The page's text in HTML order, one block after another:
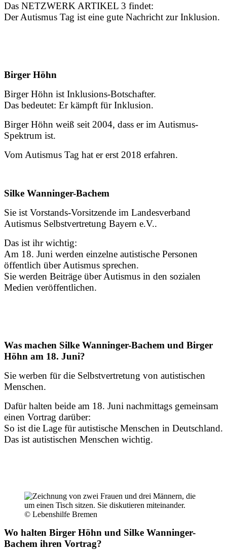
Das NETZWERK ARTIKEL 3 findet:
Der Autismus Tag ist eine gute Nachricht zur Inklusion.
Birger Höhn
Birger Höhn ist Inklusions-Botschafter.
Das bedeutet: Er kämpft für Inklusion.
Birger Höhn weiß seit 2004, dass er im Autismus-
Spektrum ist.
Vom Autismus Tag hat er erst 2018 erfahren.
Silke Wanninger-Bachem
Sie ist Vorstands-Vorsitzende im Landesverband
Autismus Selbstvertretung Bayern e.V..
Das ist ihr wichtig:
Am 18. Juni werden einzelne autistische Personen
öffentlich über Autismus sprechen.
Sie werden Beiträge über Autismus in den sozialen
Medien veröffentlichen.
Was machen Silke Wanninger-Bachem und Birger
Höhn am 18. Juni?
Sie werben für die Selbstvertretung von autistischen
Menschen.
Dafür halten beide am 18. Juni nachmittags gemeinsam
einen Vortrag darüber:
So ist die Lage für autistische Menschen in Deutschland.
Das ist autistischen Menschen wichtig.
© Lebenshilfe Bremen
Wo halten Birger Höhn und Silke Wanninger-
Bachem ihren Vortrag?